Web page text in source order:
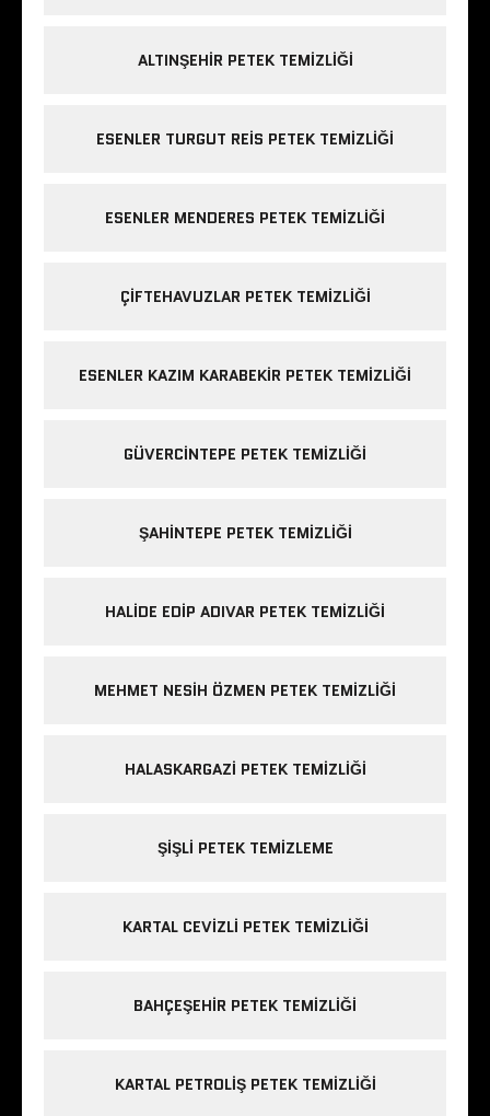
ALTINŞEHIR PETEK TEMIZLIĞI
ESENLER TURGUT REIS PETEK TEMIZLIĞI
ESENLER MENDERES PETEK TEMIZLIĞI
ÇIFTEHAVUZLAR PETEK TEMIZLIĞI
ESENLER KAZIM KARABEKIR PETEK TEMIZLIĞI
GÜVERCINTEPE PETEK TEMIZLIĞI
ŞAHINTEPE PETEK TEMIZLIĞI
HALIDE EDIP ADIVAR PETEK TEMIZLIĞI
MEHMET NESIH ÖZMEN PETEK TEMIZLIĞI
HALASKARGAZI PETEK TEMIZLIĞI
ŞIŞLI PETEK TEMIZLEME
KARTAL CEVIZLI PETEK TEMIZLIĞI
BAHÇEŞEHIR PETEK TEMIZLIĞI
KARTAL PETROLIŞ PETEK TEMIZLIĞI